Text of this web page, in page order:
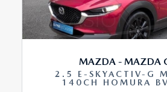
arctic white
bacs de portes avant
MAZDA - MAZDA
2.5 E-SKYACTIV-G
140CH HOMURA